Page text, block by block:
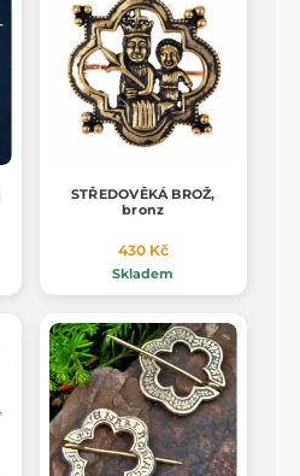
STŘEDOVĚKÁ BROŽ,
bronz
430 Kč
Skladem